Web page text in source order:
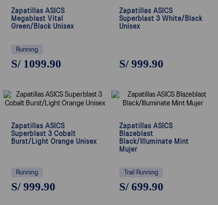
Zapatillas ASICS
Megablast Vital
Green/Black Unisex
Running
S/ 1099.90
Zapatillas ASICS
Superblast 3 White/Black
Unisex
S/ 999.90
Zapatillas ASICS
Superblast 3 Cobalt
Burst/Light Orange Unisex
Running
S/ 999.90
Zapatillas ASICS
Blazeblast
Black/Illuminate Mint
Mujer
Trail Running
S/ 699.90